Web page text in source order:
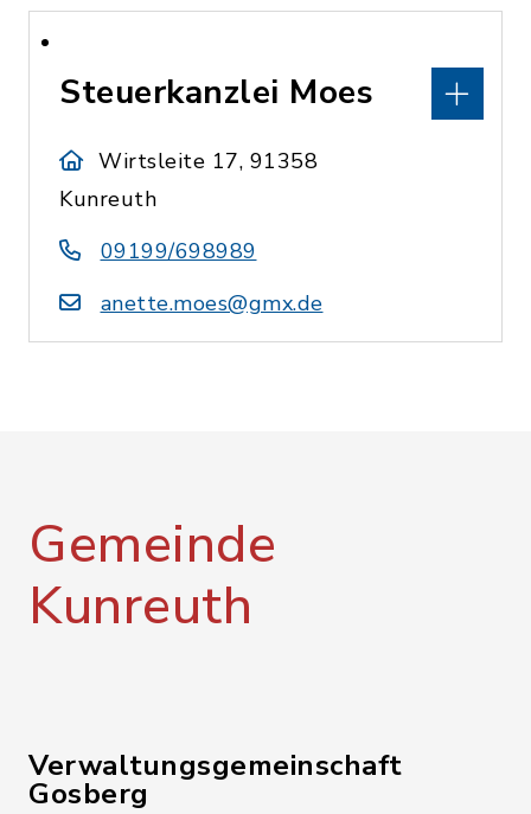
Steuerkanzlei Moes
Wirtsleite 17, 91358
Kunreuth
09199/698989
anette.moes@gmx.de
Gemeinde
Kunreuth
Verwaltungsgemeinschaft
Gosberg